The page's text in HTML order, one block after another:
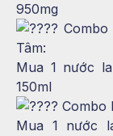
950mg
Tâm:
Mua 1 nước
150ml
Combo
Mua 1 nước